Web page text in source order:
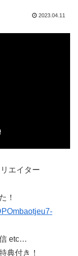
2023.04.11
エイター
！
etc…
典付き！